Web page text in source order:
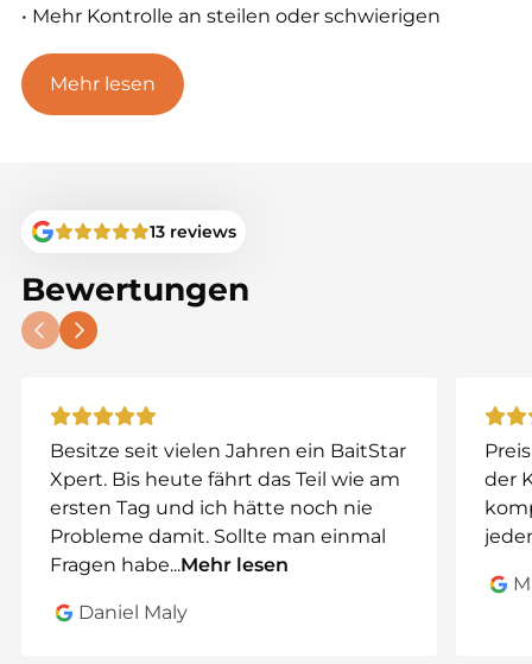
• Mehr Kontrolle an steilen oder schwierigen
• Schützt dein Futterboot vor Stößen und
Beschädigungen
Praktisch und effizient am Wasser
umständlich bücken oder riskieren, dein
Futterboot beim Einsetzen zu verlieren. Besonders
an schwierigen Spots bietet dieses Tool deutlich
Perfekt in Kombination mit einem
Baitboat Lifting
poleoder normalen Banksticks.
Kompatibilität
Geeignet für nahezu alle Futterboote, unter
anderem:
• BaitStar Modelle
Mehr lesen
13 reviews
Bewertungen
Besitze seit vielen Jahren ein BaitStar
Xpert. Bis heute fährt das Teil wie am
ersten Tag und ich hätte noch nie
Probleme damit. Sollte man einmal
Fragen habe...Mehr lesen
Daniel Maly
der